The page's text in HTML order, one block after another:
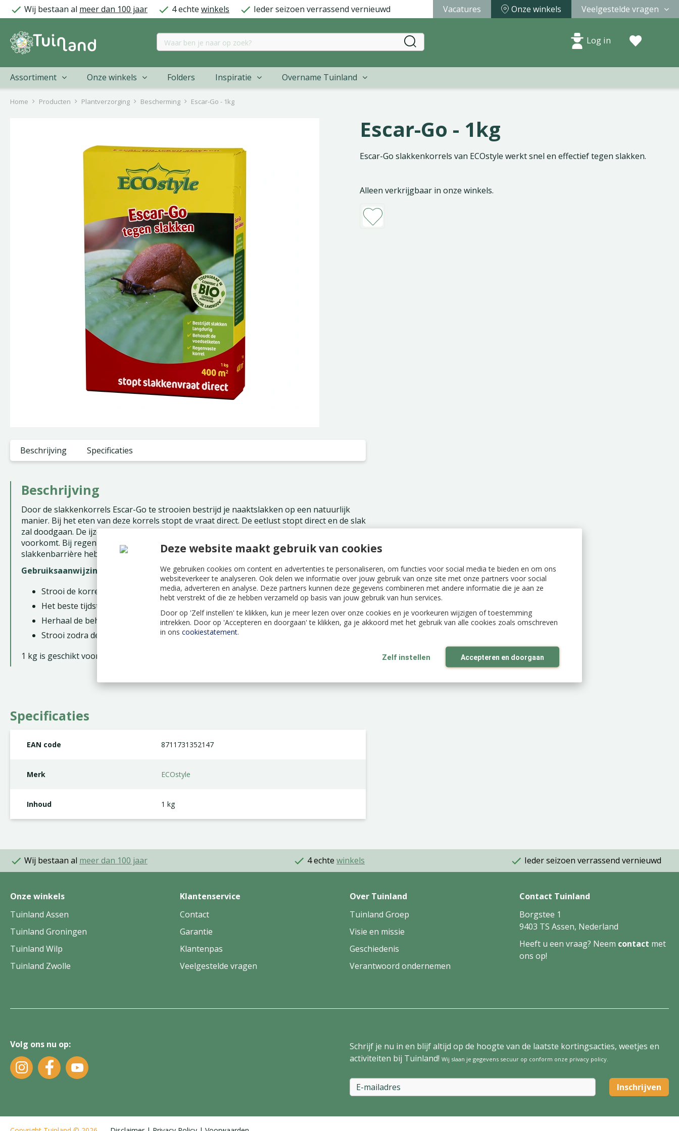
Deze website maakt gebruik van cookies
We gebruiken cookies om content en advertenties te personaliseren, om functies voor social media te bieden en om ons
websiteverkeer te analyseren. Ook delen we informatie over jouw gebruik van onze site met onze partners voor social
media, adverteren en analyse. Deze partners kunnen deze gegevens combineren met andere informatie die je aan ze
hebt verstrekt of die ze hebben verzameld op basis van jouw gebruik van hun services.
Door op 'Zelf instellen' te klikken, kun je meer lezen over onze cookies en je voorkeuren wijzigen of toestemming
intrekken. Door op 'Accepteren en doorgaan' te klikken, ga je akkoord met het gebruik van alle cookies zoals omschreven
in ons cookiestatement.
Zelf instellen Accepteren en doorgaan
naar
Home Producten Plantverzorging Bescherming Escar-Go - 1kg
Wij bestaan al meer dan 100 jaar 4 echte winkels Ieder seizoen verrassend vernieuwd Vacatures Onze winkels Veelgestelde vragen
Log in
Assortiment Onze winkels Folders Inspiratie Overname Tuinland
Escar-Go - 1kg
Escar-Go slakkenkorrels van ECOstyle werkt snel en effectief tegen slakken.
Alleen verkrijgbaar in onze winkels.
Beschrijving Specificaties
Beschrijving
Door de slakkenkorrels Escar-Go te strooien bestrijd je naaktslakken op een natuurlijk
manier. Bij het eten van deze korrels stopt de vraat direct. De eetlust stopt direct en de slak
zal doodgaan. De ijzerfosfaat in Escar-Go is een werkzame stof die ook in de natuur
voorkomt. Bij regen spoelen de korrels niet uit. Door een combinatie van koperband en
slakkenbarrière heb je nog beter resultaat.
Gebruiksaanwijzing
Strooi de korrels gelijkmatig tussen de planten zodra je slakken of slakkenvraat ziet
Het beste tijdstip is in de avonduren omdat de slakken 's nachts actief zijn
Herhaal de behandeling als alle korrels zijn opgegeten en je nog steeds slakken ziet
Strooi zodra de planten beginnen uit te lopen
1 kg is geschikt voor 400m².
Specificaties
EAN code 8711731352147
Merk ECOstyle
Inhoud 1 kg
Wij bestaan al meer dan 100 jaar 4 echte winkels Ieder seizoen verrassend vernieuwd
Onze winkels
Tuinland Assen
Tuinland Groningen
Tuinland Wilp
Tuinland Zwolle
Klantenservice
Contact
Garantie
Klantenpas
Veelgestelde vragen
Over Tuinland
Tuinland Groep
Visie en missie
Geschiedenis
Verantwoord ondernemen
Contact Tuinland
Borgstee 1
9403 TS Assen, Nederland
Heeft u een vraag? Neem contact met
ons op!
Volg ons nu op:
Schrijf je nu in en blijf altijd op de hoogte van de laatste kortingsacties, weetjes en
activiteiten bij Tuinland! Wij slaan je gegevens secuur op conform onze privacy policy